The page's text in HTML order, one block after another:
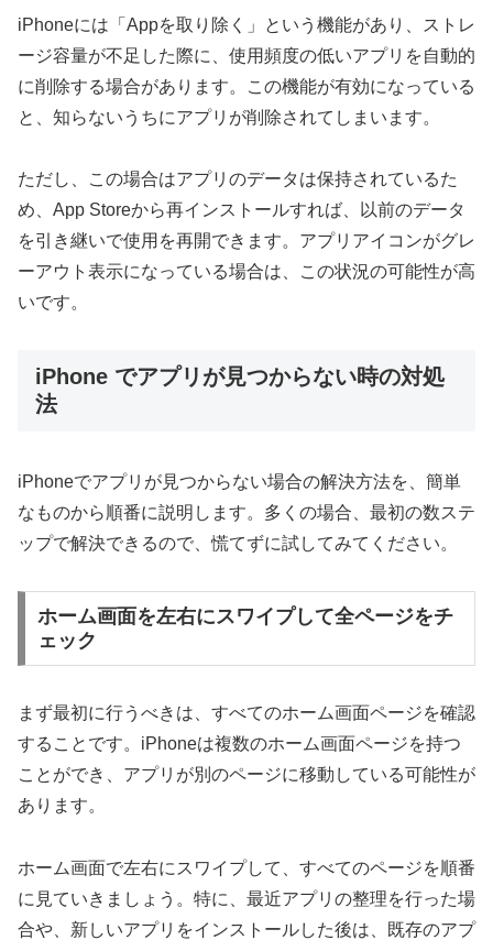
iPhoneには「Appを取り除く」という機能があり、ストレ
ージ容量が不足した際に、使用頻度の低いアプリを自動的
に削除する場合があります。この機能が有効になっている
と、知らないうちにアプリが削除されてしまいます。
ただし、この場合はアプリのデータは保持されているた
め、App Storeから再インストールすれば、以前のデータ
を引き継いで使用を再開できます。アプリアイコンがグレ
ーアウト表示になっている場合は、この状況の可能性が高
いです。
iPhone でアプリが見つからない時の対処
法
iPhoneでアプリが見つからない場合の解決方法を、簡単
なものから順番に説明します。多くの場合、最初の数ステ
ップで解決できるので、慌てずに試してみてください。
ホーム画面を左右にスワイプして全ページをチ
ェック
まず最初に行うべきは、すべてのホーム画面ページを確認
することです。iPhoneは複数のホーム画面ページを持つ
ことができ、アプリが別のページに移動している可能性が
あります。
ホーム画面で左右にスワイプして、すべてのページを順番
に見ていきましょう。特に、最近アプリの整理を行った場
合や、新しいアプリをインストールした後は、既存のアプ